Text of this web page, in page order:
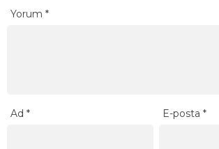
Yorum *
Ad * E-posta*